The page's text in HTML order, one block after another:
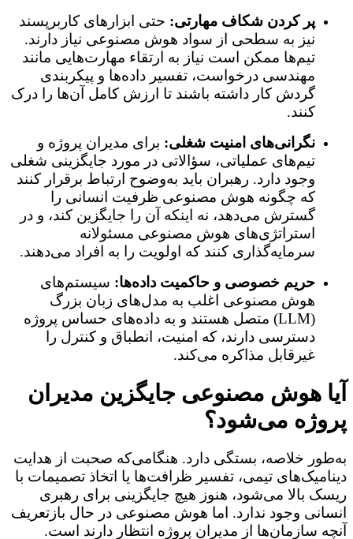
پر کردن شکاف مهارتی: حتی ابزارهای کاربرپسند
نیز به سطحی از سواد هوش مصنوعی نیاز دارند.
تیم‌ها ممکن است نیاز به ارتقاء مهارت‌هایی مانند
مهندسی درخواست، تفسیر داده‌ها و پیکربندی
گردش کار داشته باشند تا ارزش کامل آن‌ها را درک
کنند.
نگرانی‌های امنیت شغلی: برای مدیران پروژه و
تیم‌های عملیاتی، سؤالاتی در مورد جایگزینی شغلی
وجود دارد. رهبران باید به‌وضوح ارتباط برقرار کنند
که چگونه هوش مصنوعی ظرفیت انسانی را
گسترش می‌دهد، نه اینکه آن را جایگزین کند، و در
استراتژی‌های هوش مصنوعی مسئولانه
سرمایه‌گذاری کنند که اولویت را به افراد می‌دهند.
حریم خصوصی و حاکمیت داده‌ها: سیستم‌های
هوش مصنوعی اغلب به مدل‌های زبان بزرگ
(LLM) متصل هستند و به داده‌های حساس پروژه
دسترسی دارند، که امنیت، انطباق و کنترل را
غیرقابل مذاکره می‌کند.
آیا هوش مصنوعی جایگزین مدیران
پروژه می‌شود؟
به‌طور خلاصه، بستگی دارد. هنگامی‌که صحبت از هدایت
دینامیک‌های تیمی، تفسیر ظرافت‌ها یا اتخاذ تصمیمات با
ریسک بالا می‌شود، هنوز هیچ جایگزینی برای رهبری
انسانی وجود ندارد. اما هوش مصنوعی در حال بازتعریف
آنچه سازمان‌ها از مدیران پروژه انتظار دارند است.